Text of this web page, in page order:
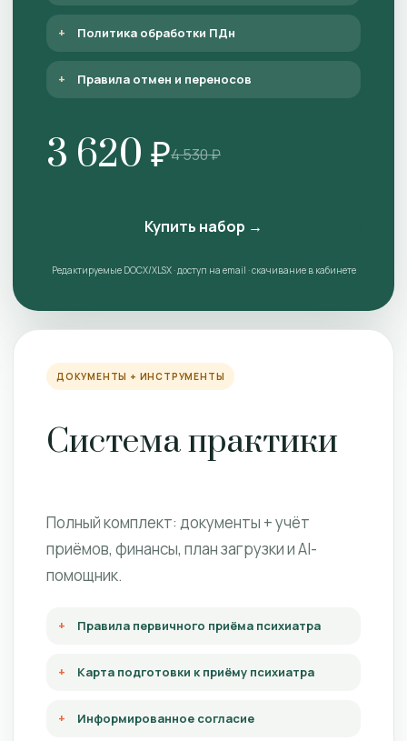
Политика обработки ПДн
Правила отмен и переносов
3 620 ₽4 530 ₽
Купить набор →
Редактируемые DOCX/XLSX · доступ на email · скачивание в кабинете
ДОКУМЕНТЫ + ИНСТРУМЕНТЫ
Система практики
Полный комплект: документы + учёт
приёмов, финансы, план загрузки и AI-
помощник.
Правила первичного приёма психиатра
Карта подготовки к приёму психиатра
Информированное согласие